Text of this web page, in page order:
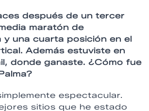
después de un tercer
maratón de
y una cuarta posición en el
Además estuviste en
donde ganaste. ¿Cómo fue
espectacular.
sitios que he estado